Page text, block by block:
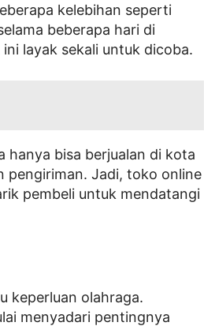
kelebihan seperti
beberapa hari di
layak sekali untuk dicoba.
hanya bisa berjualan di kota
pengiriman. Jadi, toko online
pembeli untuk mendatangi
keperluan olahraga.
menyadari pentingnya